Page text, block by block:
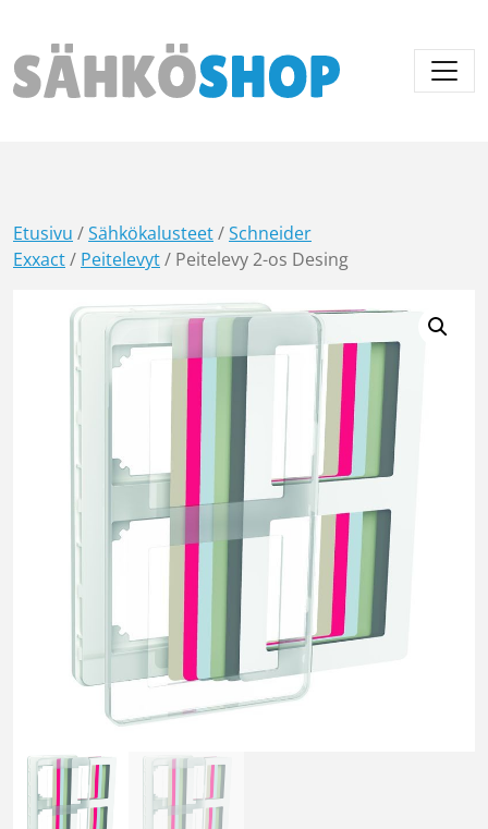
Päävalikko
Etusivu /Sähkökalusteet/Schneider
Exxact/ Peitelevyt/ Peitelevy 2-os Desing